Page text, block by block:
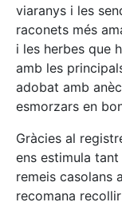
viaranys i les
raconets més
i les herbes que
amb les
adobat amb
esmorzars en
Gràcies al
ens estimula
remeis casolans
recomana